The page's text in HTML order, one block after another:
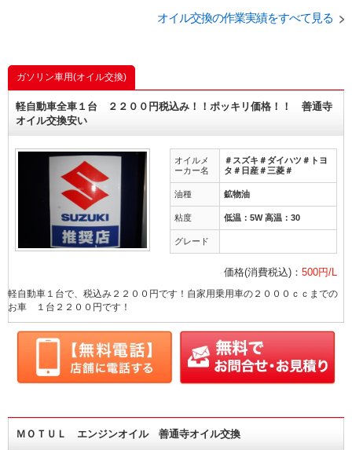
日産スカイラインクーペGTR 香川オート 善通寺の車屋さん
善通寺自動車修理工場
オイル交換の作業実績をすべて見る
ガソリン車用(オイル交換)
軽自動車全車１台 ２２００円税込み！！ポッキリ価格！！ 善通寺
オイル交換安い
オイルメ
ーカー名
＃スズキ＃ダイハツ＃トヨ
タ＃日産＃三菱＃
油種 鉱物油
粘度 低温：5W 高温：30
グレード
価格(消費税込)： 500円/L
軽自動車１台で、税込み２２００円です！自家用乗用車の２０００ｃｃまでの
お車 １台２２００円です！
ＭＯＴＵＬ エンジンオイル 善通寺オイル交換